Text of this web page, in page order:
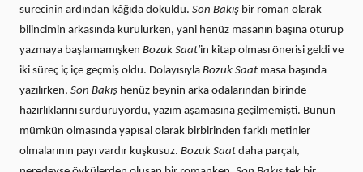
sürecinin ardından kâğıda döküldü. Son Bakış bir roman olarak
bilincimin arkasında kurulurken, yani henüz masanın başına oturup
yazmaya başlamamışken Bozuk Saat'in kitap olması önerisi geldi ve
iki süreç iç içe geçmiş oldu. Dolayısıyla Bozuk Saat masa başında
yazılırken, Son Bakış henüz beynin arka odalarından birinde
hazırlıklarını sürdürüyordu, yazım aşamasına geçilmemişti. Bunun
mümkün olmasında yapısal olarak birbirinden farklı metinler
olmalarının payı vardır kuşkusuz. Bozuk Saat daha parçalı,